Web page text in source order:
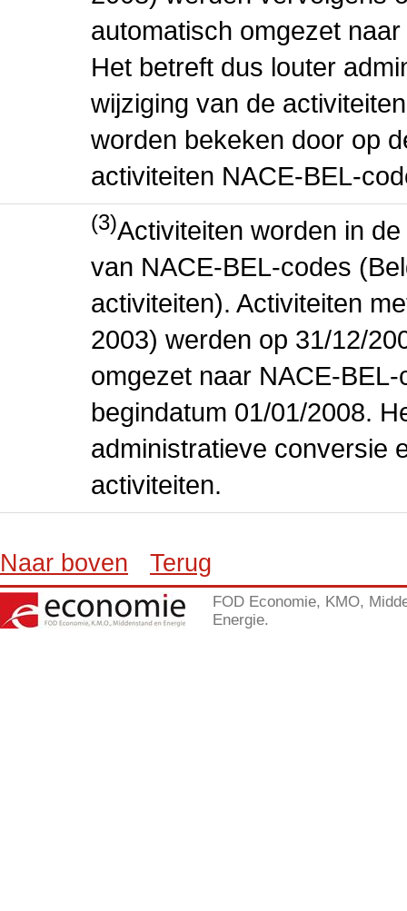
automatisch omgezet
Het betreft dus louter
wijziging van de
worden bekeken door op
activiteiten NACE-BEL-
(3)Activiteiten worden in
van NACE-BEL-codes
activiteiten). Activiteiten
2003) werden op 31/12/
omgezet naar NACE-
begindatum 01/01/2008.
administratieve conversie
activiteiten.
Naar boven Terug
FOD Economie, KMO,
Energie.